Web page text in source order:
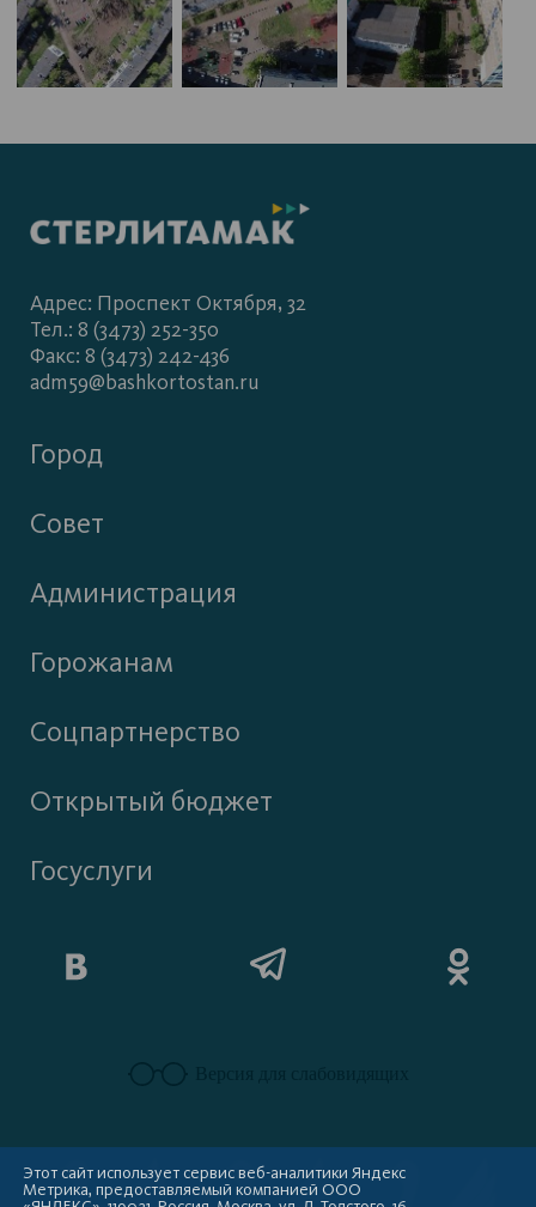
Адрес: Проспект Октября, 32
Тел.: 8 (3473) 252-350
Факс: 8 (3473) 242-436
adm59@bashkortostan.ru
Город
Совет
Администрация
Горожанам
Соцпартнерство
Открытый бюджет
Госуслуги
Этот сайт использует сервис веб-аналитики Яндекс
Метрика, предоставляемый компанией ООО